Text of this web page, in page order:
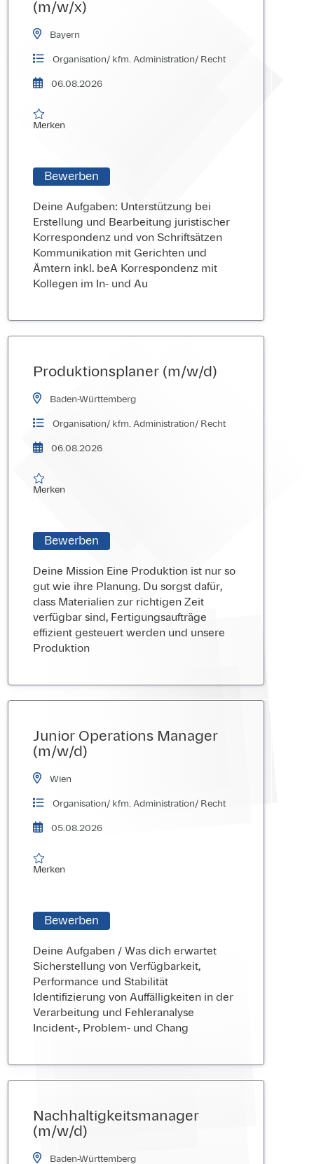
(m/w/x)
Bayern
Organisation/ kfm. Administration/ Recht
06.08.2026
Merken
Merken
Bewerben
Deine Aufgaben: Unterstützung bei
Erstellung und Bearbeitung juristischer
Korrespondenz und von Schriftsätzen
Kommunikation mit Gerichten und
Ämtern inkl. beA Korrespondenz mit
Kollegen im In- und Au
Produktionsplaner (m/w/d)
Baden-Württemberg
Organisation/ kfm. Administration/ Recht
06.08.2026
Merken
Merken
Bewerben
Deine Mission Eine Produktion ist nur so
gut wie ihre Planung. Du sorgst dafür,
dass Materialien zur richtigen Zeit
verfügbar sind, Fertigungsaufträge
effizient gesteuert werden und unsere
Produktion
Junior Operations Manager
(m/w/d)
Wien
Organisation/ kfm. Administration/ Recht
05.08.2026
Merken
Merken
Bewerben
Deine Aufgaben / Was dich erwartet
Sicherstellung von Verfügbarkeit,
Performance und Stabilität
Identifizierung von Auffälligkeiten in der
Verarbeitung und Fehleranalyse
Incident-, Problem- und Chang
Nachhaltigkeitsmanager
(m/w/d)
Baden-Württemberg